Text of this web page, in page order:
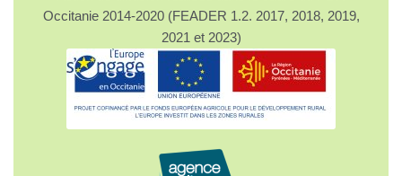
Occitanie 2014-2020 (FEADER 1.2. 2017, 2018, 2019,
2021 et 2023)